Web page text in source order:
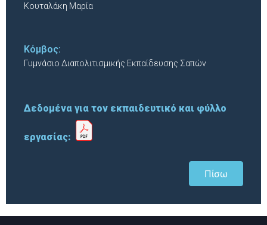
Κουταλάκη Μαρία
Κόμβος:
Γυμνάσιο Διαπολιτισμικής Εκπαίδευσης Σαπών
Δεδομένα για τον εκπαιδευτικό και φύλλο
εργασίας:
Πίσω